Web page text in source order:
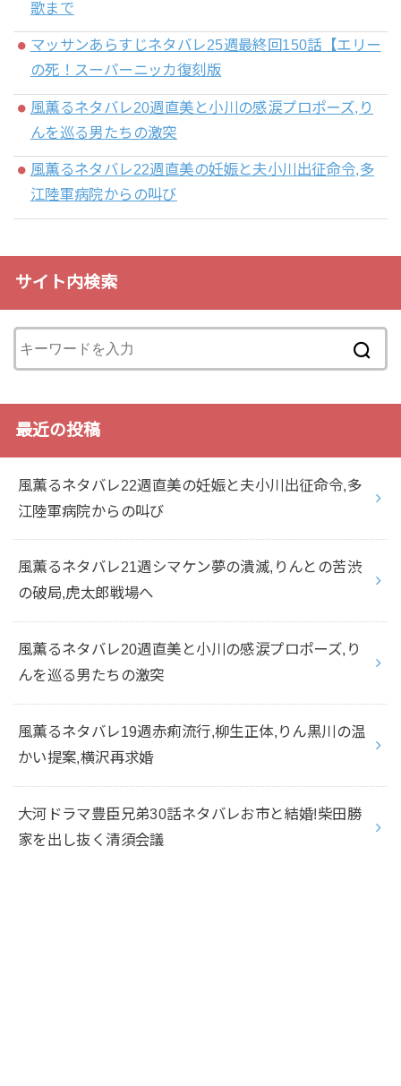
歌まで
マッサンあらすじネタバレ25週最終回150話【エリー
の死！スーパーニッカ復刻版
風薫るネタバレ20週直美と小川の感涙プロポーズ,り
んを巡る男たちの激突
風薫るネタバレ22週直美の妊娠と夫小川出征命令,多
江陸軍病院からの叫び
サイト内検索
最近の投稿
風薫るネタバレ22週直美の妊娠と夫小川出征命令,多
江陸軍病院からの叫び
風薫るネタバレ21週シマケン夢の潰滅,りんとの苦渋
の破局,虎太郎戦場へ
風薫るネタバレ20週直美と小川の感涙プロポーズ,り
んを巡る男たちの激突
風薫るネタバレ19週赤痢流行,柳生正体,りん黒川の温
かい提案,横沢再求婚
大河ドラマ豊臣兄弟30話ネタバレお市と結婚!柴田勝
家を出し抜く清須会議